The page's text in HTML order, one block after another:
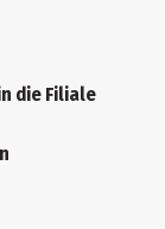
die Filiale